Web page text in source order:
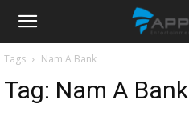
Appota
News
Tags Nam A Bank
Tag: Nam A Bank